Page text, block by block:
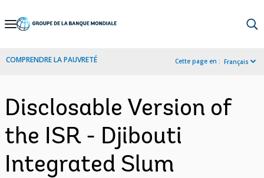
Skip
Navigation
COMPRENDRE LA PAUVRETÉ Cette page en : Français
Disclosable Version of
the ISR - Djibouti
Integrated Slum